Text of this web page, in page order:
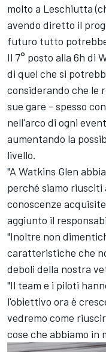
molto a Leschiutta
avendo diretto il
futuro tutto
Il 7° posto alla 6h di
di quel che si
considerando che le
sue gare - spesso
nell'arco di ogni
aumentando la
livello.
"A Watkins Glen
perché siamo
conoscenze
aggiunto il
"Inoltre non
caratteristiche che
deboli della nostra
"Il team e i piloti
l'obiettivo ora è
vedremo come
cose che abbiamo in